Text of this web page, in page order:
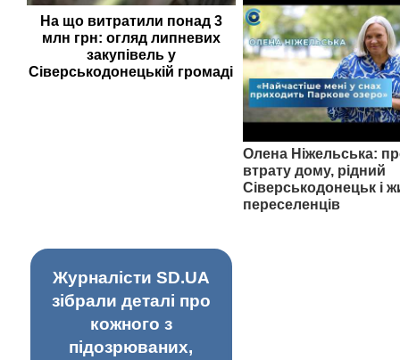
На що витратили понад 3
млн грн: огляд липневих
закупівель у
Сіверськодонецькій громаді
Олена Ніжельська:
втрату дому, рідний
Сіверськодонецьк і
переселенців
Журналісти SD.UA
зібрали деталі про
кожного з
підозрюваних,